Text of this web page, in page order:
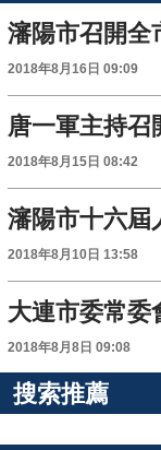
瀋陽市召開全
2018年8月16日 09:09
唐一軍主持召
2018年8月15日 08:42
2018年8月10日 13:58
大連市委常委
2018年8月8日 09:08
搜索推薦